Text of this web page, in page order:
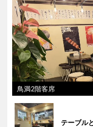
鳥満2階客席
テーブル